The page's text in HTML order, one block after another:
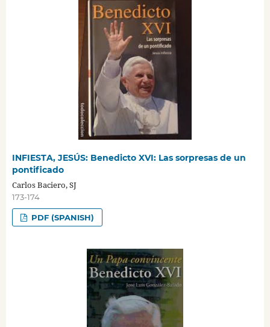
INFIESTA, JESÚS: Benedicto XVI: Las sorpresas de un
pontificado
Carlos Baciero, SJ
173-174
PDF (SPANISH)